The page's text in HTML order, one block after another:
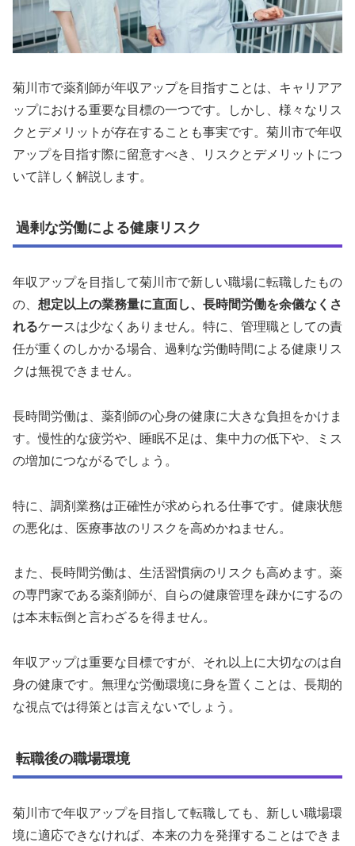
菊川市で薬剤師が年収アップを目指すことは、キャリアア
ップにおける重要な目標の一つです。しかし、様々なリス
クとデメリットが存在することも事実です。菊川市で年収
アップを目指す際に留意すべき、リスクとデメリットにつ
いて詳しく解説します。
過剰な労働による健康リスク
年収アップを目指して菊川市で新しい職場に転職したもの
の、 想定以上の業務量に直面し、長時間労働を余儀なくさ
れるケースは少なくありません。特に、管理職としての責
任が重くのしかかる場合、過剰な労働時間による健康リス
クは無視できません。
長時間労働は、薬剤師の心身の健康に大きな負担をかけま
す。慢性的な疲労や、睡眠不足は、集中力の低下や、ミス
の増加につながるでしょう。
特に、調剤業務は正確性が求められる仕事です。健康状態
の悪化は、医療事故のリスクを高めかねません。
また、長時間労働は、生活習慣病のリスクも高めます。薬
の専門家である薬剤師が、自らの健康管理を疎かにするの
は本末転倒と言わざるを得ません。
年収アップは重要な目標ですが、それ以上に大切なのは自
身の健康です。無理な労働環境に身を置くことは、長期的
な視点では得策とは言えないでしょう。
転職後の職場環境
菊川市で年収アップを目指して転職しても、新しい職場環
境に適応できなければ、本来の力を発揮することはできま